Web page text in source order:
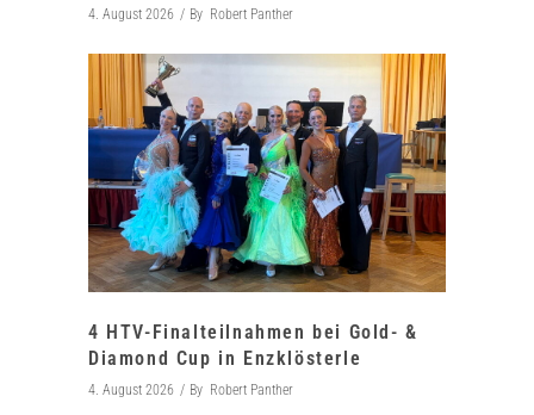
4. August 2026 By Robert Panther
4 HTV-Finalteilnahmen bei Gold- &
Diamond Cup in Enzklösterle
4. August 2026 By Robert Panther